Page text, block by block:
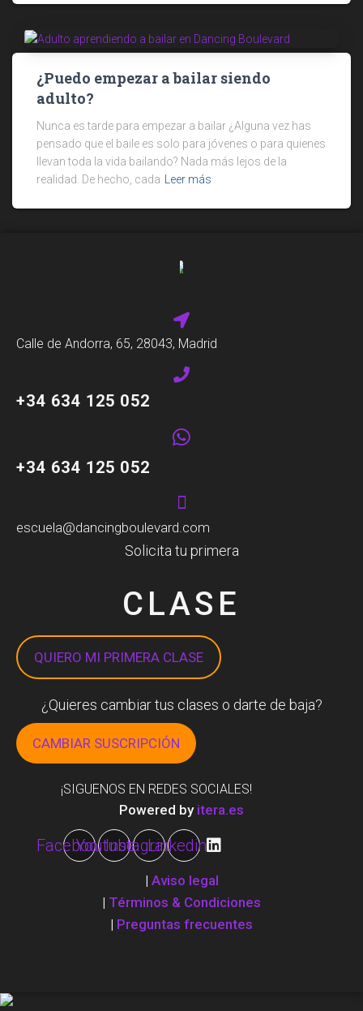
¿Puedo empezar a bailar siendo
adulto?
Nunca es tarde para empezar a bailar ¿Alguna vez has
pensado que el baile es solo para jóvenes o para quienes
llevan toda la vida bailando? Nada más lejos de la
realidad. De hecho, cada
Leer más
Calle de Andorra, 65, 28043, Madrid
+34 634 125 052
+34 634 125 052
escuela@dancingboulevard.com
Solicita tu primera
CLASE
QUIERO MI PRIMERA CLASE
¿Quieres cambiar tus clases o darte de baja?
CAMBIAR SUSCRIPCIÓN
¡SIGUENOS EN REDES SOCIALES!
Powered by itera.es
FacebookYoutubeInstagram
Linkedin
| Aviso legal
| Términos & Condiciones
| Preguntas frecuentes